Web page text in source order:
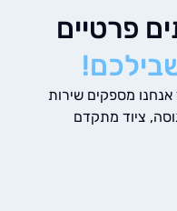
שירות
מתקדם